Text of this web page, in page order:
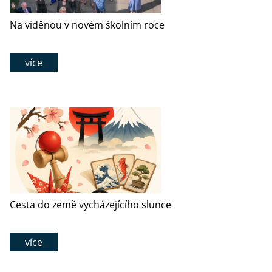
Na viděnou v novém školním roce
více
Cesta do země vycházejícího slunce
více